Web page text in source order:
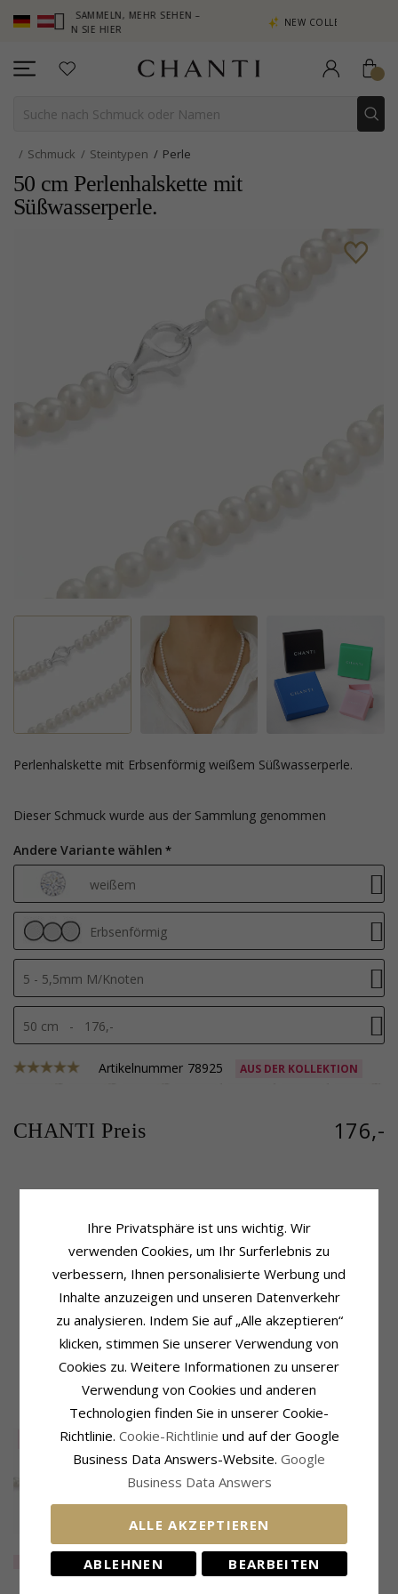
SAMMELN, MEHR SEHEN –
SIE HIER
NEW COLLECTION | AURA
Schmuck Steintypen Perle
50 cm Perlenhalskette mit
Süßwasserperle.
Perlenhalskette mit Erbsenförmig weißem Süßwasserperle.
Dieser Schmuck wurde aus der Sammlung genommen
Andere Variante wählen
weißem
Erbsenförmig
5 - 5,5mm M/Knoten
50 cm - 176,-
Artikelnummer 78925 AUS DER KOLLEKTION
CHANTI Preis 176,-
Weitere Wörter: 50 cm
Kettentyp:Perlenhalskette
Perlenform:Erbsenförmig
Farbe:Weißem
Perlentyp:
Süßwasserperle
Größe
Perlengröße:
5 - 5,5 mm m/knuder
Schließe
Lieferzeit
4-5 Werktage
VERWANDTE PRODUKTE
65%
38 cm
Perlenhalskette mit
Süßwasserperle.
46,-
Ihre Privatsphäre ist uns wichtig. Wir
verwenden Cookies, um Ihr Surferlebnis zu
verbessern, Ihnen personalisierte Werbung und
Inhalte anzuzeigen und unseren Datenverkehr
zu analysieren. Indem Sie auf „Alle akzeptieren“
klicken, stimmen Sie unserer Verwendung von
Cookies zu. Weitere Informationen zu unserer
Verwendung von Cookies und anderen
Technologien finden Sie in unserer Cookie-
Richtlinie. Cookie-Richtlinie und auf der Google
Business Data Answers-Website. Google
Business Data Answers
ALLE AKZEPTIEREN
ABLEHNEN BEARBEITEN